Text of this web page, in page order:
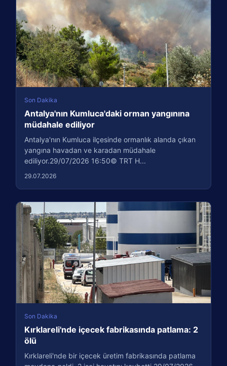
Son Dakika
Antalya'nın Kumluca'daki orman yangınına
müdahale ediliyor
Antalya'nın Kumluca ilçesinde ormanlık alanda çıkan
yangına havadan ve karadan müdahale
ediliyor.29/07/2026 16:50© TRT H...
29.07.2026
Son Dakika
Kırklareli'nde içecek fabrikasında patlama: 2
ölü
Kırklareli'nde bir içecek üretim fabrikasında patlama